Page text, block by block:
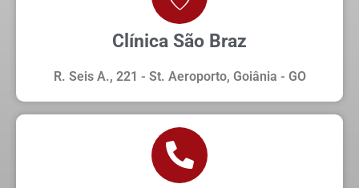
Clínica São Braz
R. Seis A., 221 - St. Aeroporto, Goiânia - GO